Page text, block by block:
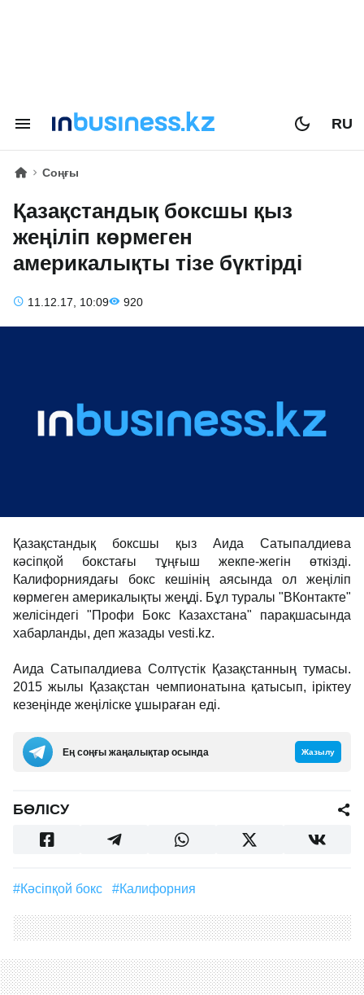
RU
Соңғы
Қазақстандық боксшы қыз
жеңіліп көрмеген
америкалықты тізе бүктірді
11.12.17, 10:09 920
Қазақстандық боксшы қыз Аида Сатыпалдиева
кәсіпқой бокстағы тұңғыш жекпе-жегін өткізді.
Калифорниядағы бокс кешінің аясында ол жеңіліп
көрмеген америкалықты жеңді. Бұл туралы "ВКонтакте"
желісіндегі "Профи Бокс Казахстана" парақшасында
хабарланды, деп жазады vesti.kz.
Аида Сатыпалдиева Солтүстік Қазақстанның тумасы.
2015 жылы Қазақстан чемпионатына қатысып, іріктеу
кезеңінде жеңіліске ұшыраған еді.
Ең соңғы жаңалықтар осында Жазылу
БӨЛІСУ
#кәсіпқой бокс #Калифорния